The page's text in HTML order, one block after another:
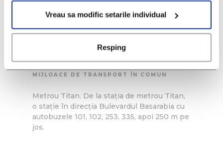
Vreau sa modific setarile individual
Resping
TELEFON
0733 400 542
MIJLOACE DE TRANSPORT ÎN COMUN
Metrou Titan. De la stația de metrou Titan,
o stație în direcția Bulevardul Basarabia cu
autobuzele 101, 102, 253, 335, apoi 250 m pe
jos.